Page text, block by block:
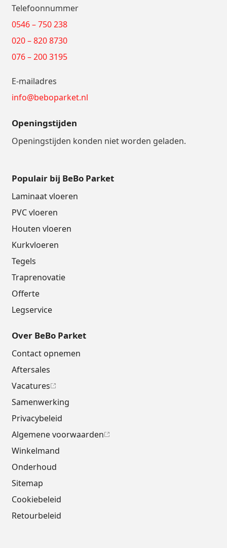
Telefoonnummer
0546 – 750 238
020 – 820 8730
076 – 200 3195
E-mailadres
info@beboparket.nl
Openingstijden
Openingstijden konden niet worden geladen.
Populair bij BeBo Parket
Laminaat vloeren
PVC vloeren
Houten vloeren
Kurkvloeren
Tegels
Traprenovatie
Offerte
Legservice
Over BeBo Parket
Contact opnemen
Aftersales
Vacatures
Samenwerking
Privacybeleid
Algemene voorwaarden
Winkelmand
Onderhoud
Sitemap
Cookiebeleid
Retourbeleid